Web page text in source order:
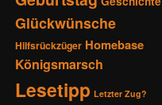
Glückwünsche
Hilfsrückzüger Homebase
Königsmarsch
Lesetipp Letzter Zug?